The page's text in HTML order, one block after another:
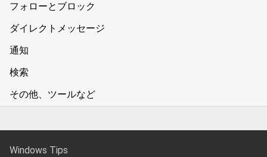
フォローとブロック
ダイレクトメッセージ
通知
検索
その他、ツールなど
Windows Tips